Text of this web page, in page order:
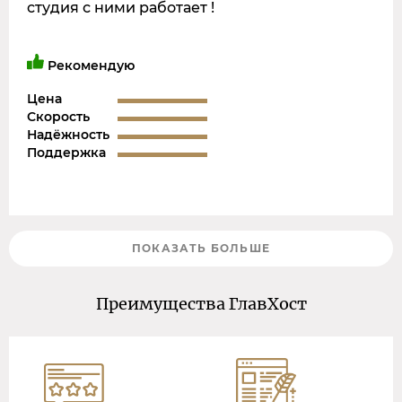
студия с ними работает !
Рекомендую
Цена
Скорость
Надёжность
Поддержка
ПОКАЗАТЬ БОЛЬШЕ
Преимущества ГлавХост